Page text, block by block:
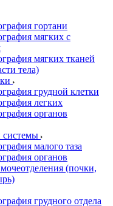
гортани
мягких с
мягких тканей
тела)
грудной клетки
легких
органов
системы
малого таза
органов
(почки,
грудного отдела